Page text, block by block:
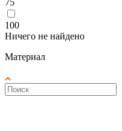
100
Ничего не найдено
Материал